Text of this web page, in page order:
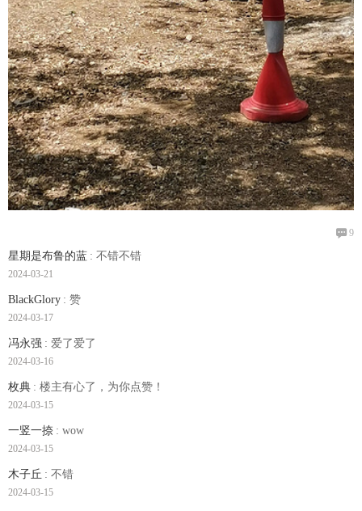
 9
星期是布鲁的蓝 : 不错不错
2024-03-21
BlackGlory : 赞
2024-03-17
冯永强 : 爱了爱了
2024-03-16
枚典 : 楼主有心了，为你点赞！
2024-03-15
一竖一捺 : wow
2024-03-15
木子丘 : 不错
2024-03-15